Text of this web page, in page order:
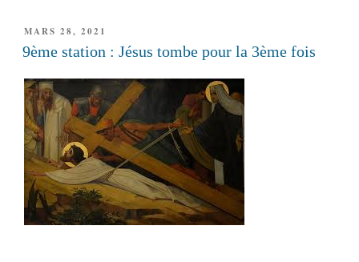
PUBLIÉ
LE
MARS 28, 2021
9ème station : Jésus tombe pour la 3ème fois